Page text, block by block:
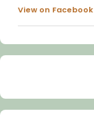
View on Facebook
La
dos mesos,